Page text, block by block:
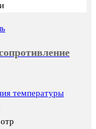
температуры